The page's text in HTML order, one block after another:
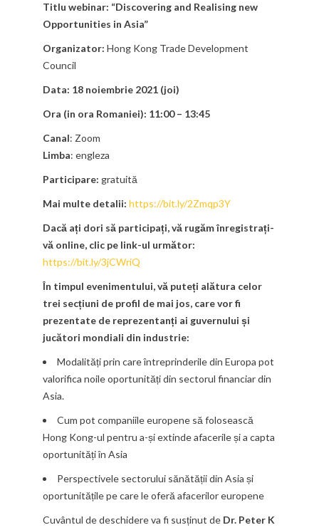
Titlu webinar: “Discovering and Realising new
Opportunities in Asia”
Organizator: Hong Kong Trade Development
Council
Data: 18 noiembrie 2021 (joi)
Ora (in ora Romaniei): 11:00 – 13:45
Canal: Zoom
Limba: engleza
Participare: gratuită
Mai multe detalii: https://bit.ly/2Zmqp3Y
Dacă ați dori să participați, vă rugămînregistrați-
vă online, clic pe link-ul următor:
https://bit.ly/3jCWriQ
În timpul evenimentului, vă puteți alătura celor
trei secțiuni de profil de mai jos, care vor fi
prezentate de reprezentanți ai guvernului și
jucători mondiali din industrie:
Modalități prin care întreprinderile din Europa pot
valorifica noile oportunități din sectorul financiar din
Asia.
Cum pot companiile europene să folosească
Hong Kong-ul pentru a-și extinde afacerile și a capta
oportunități în Asia
Perspectivele sectorului sănătății din Asia și
oportunitățile pe care le oferă afacerilor europene
Cuvântul de deschidere va fi susținut de Dr. Peter K